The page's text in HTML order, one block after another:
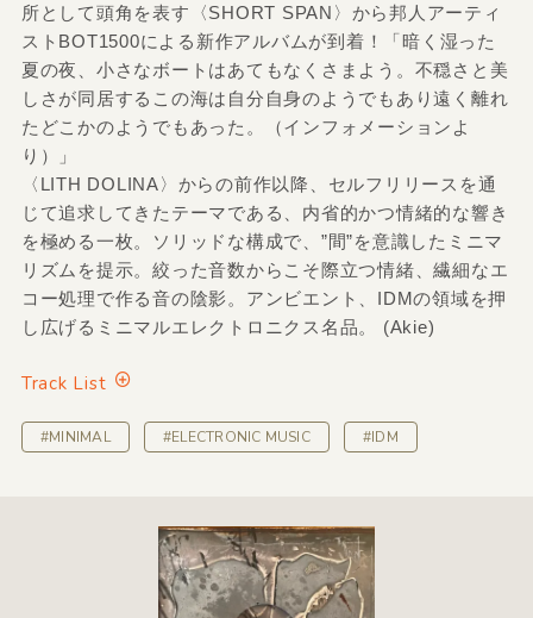
所として頭角を表す〈SHORT SPAN〉から邦人アーティ
ストBOT1500による新作アルバムが到着！「暗く湿った
夏の夜、小さなボートはあてもなくさまよう。不穏さと美
しさが同居するこの海は自分自身のようでもあり遠く離れ
たどこかのようでもあった。（インフォメーションよ
り）」
〈LITH DOLINA〉からの前作以降、セルフリリースを通
じて追求してきたテーマである、内省的かつ情緒的な響き
を極める一枚。ソリッドな構成で、”間”を意識したミニマ
リズムを提示。絞った音数からこそ際立つ情緒、繊細なエ
コー処理で作る音の陰影。アンビエント、IDMの領域を押
し広げるミニマルエレクトロニクス名品。 (Akie)
Track List
#MINIMAL #ELECTRONIC MUSIC #IDM